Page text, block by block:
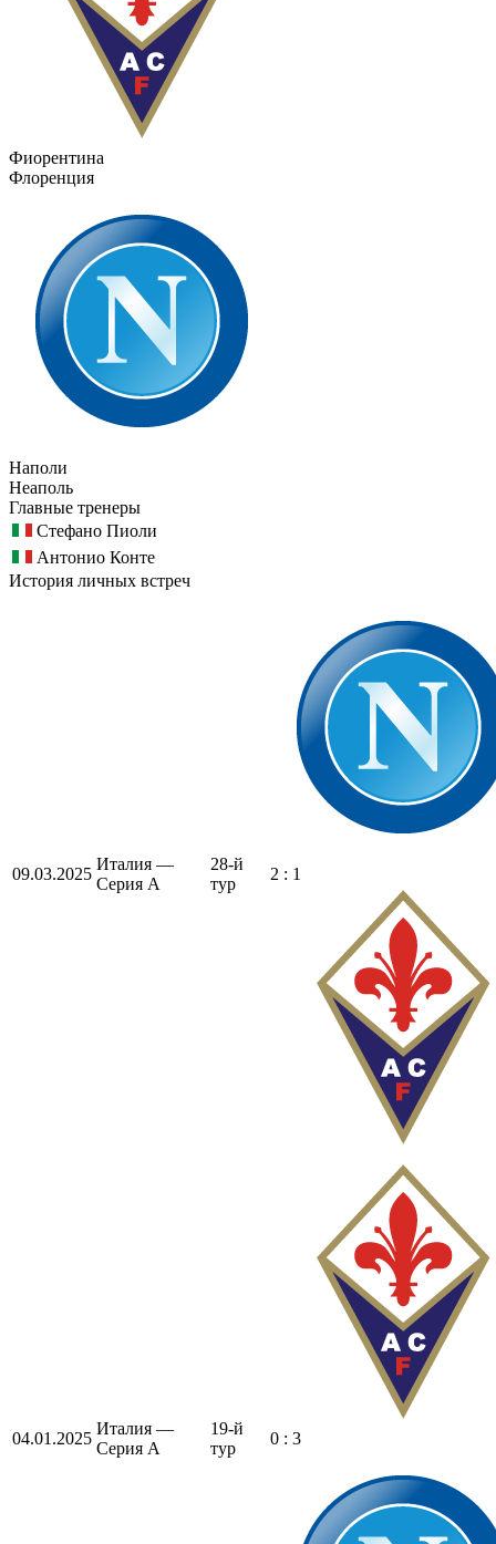
Фиорентина
Флоренция
Наполи
Неаполь
Главные тренеры
Стефано Пиоли
Антонио Конте
История личных встреч
09.03.2025
Италия —
Серия А
28-й
тур
2 : 1
04.01.2025
Италия —
Серия А
19-й
тур
0 : 3